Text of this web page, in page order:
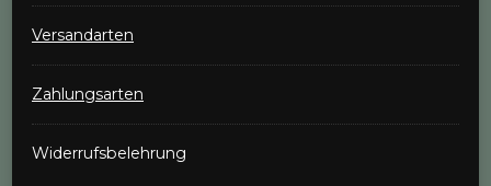
Versandarten
Zahlungsarten
Widerrufsbelehrung